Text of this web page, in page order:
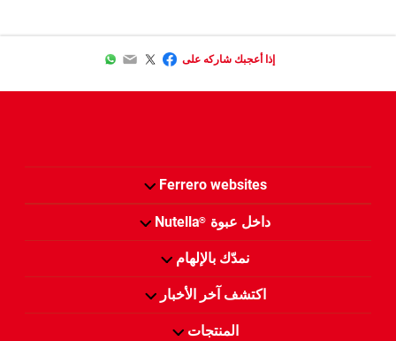
إذا أعجبك شاركه على Facebook
Twitter
Email
WhatsApp
Ferrero websites
داخل عبوة ®
Nutella
نمدّك بالإلهام
اكتشف آخر الأخبار
المنتجات